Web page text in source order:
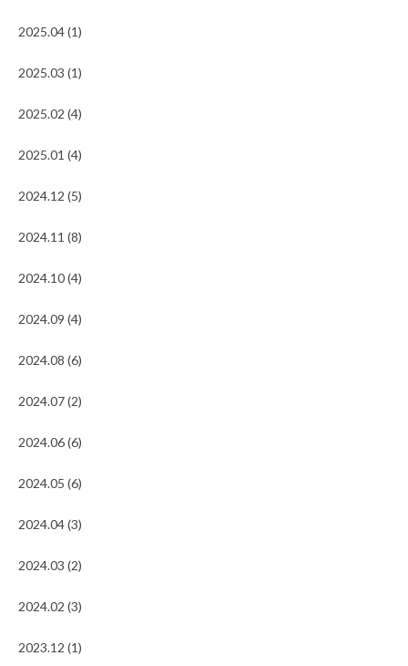
2025.04 (1)
2025.03 (1)
2025.02 (4)
2025.01 (4)
2024.12 (5)
2024.11 (8)
2024.10 (4)
2024.09 (4)
2024.08 (6)
2024.07 (2)
2024.06 (6)
2024.05 (6)
2024.04 (3)
2024.03 (2)
2024.02 (3)
2023.12 (1)